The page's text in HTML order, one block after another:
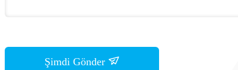
Şimdi Gönder